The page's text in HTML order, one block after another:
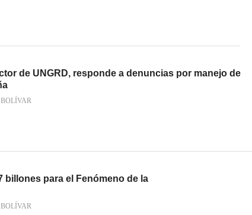
de UNGRD, responde a denuncias por manejo de
billones para el Fenómeno de la